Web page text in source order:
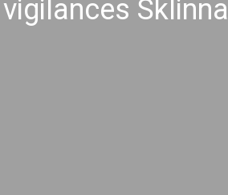
Sklinna